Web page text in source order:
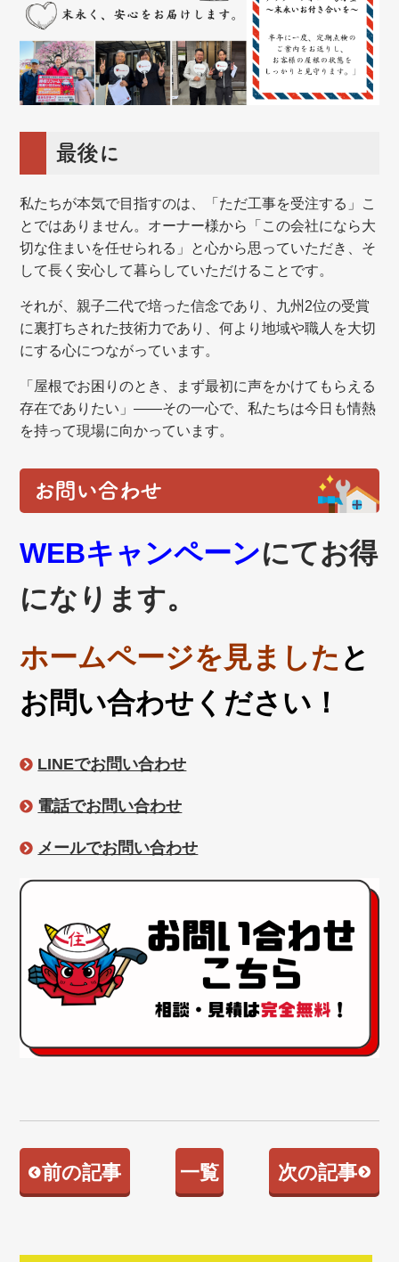
最後に
私たちが本気で目指すのは、「ただ工事を受注する」こ
とではありません。オーナー様から「この会社になら大
切な住まいを任せられる」と心から思っていただき、そ
して長く安心して暮らしていただけることです。
それが、親子二代で培った信念であり、九州2位の受賞
に裏打ちされた技術力であり、何より地域や職人を大切
にする心につながっています。
「屋根でお困りのとき、まず最初に声をかけてもらえる
存在でありたい」——その一心で、私たちは今日も情熱
を持って現場に向かっています。
お問い合わせ
WEBキャンペーンにてお得
になります。
ホームページを見ました と
お問い合わせください！
LINEでお問い合わせ
電話でお問い合わせ
メールでお問い合わせ
前の記事 一覧 次の記事